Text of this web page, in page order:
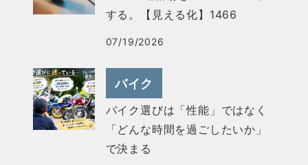
する。【見える化】1466
07/19/2026
バイク
バイク選びは「性能」ではなく
「どんな時間を過ごしたいか」
で決まる